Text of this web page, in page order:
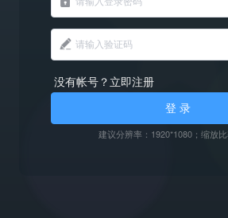
没有帐号？立即注册
登 录
建议分辨率：1920*1080；缩放